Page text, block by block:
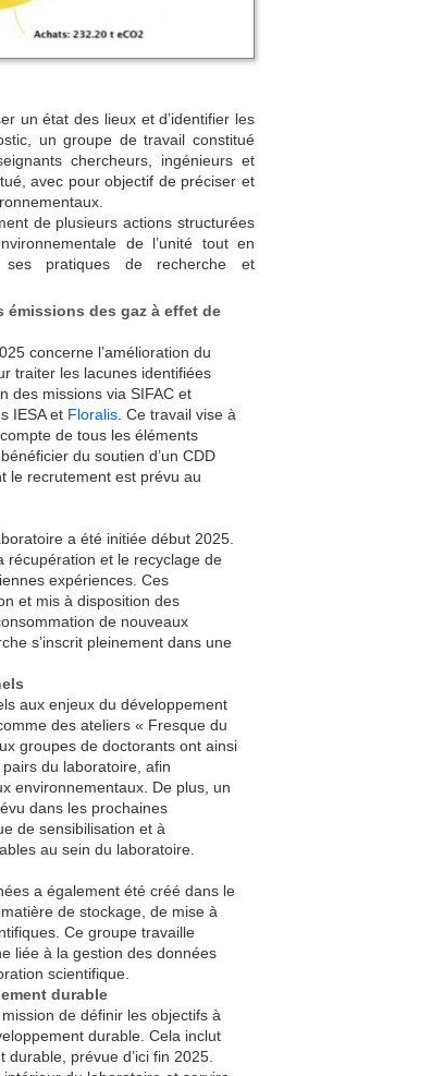
un état des lieux et d’identifier les
un groupe de travail constitué
chercheurs, ingénieurs et
avec pour objectif de préciser et
de plusieurs actions structurées
de l’unité tout en
pratiques de recherche et
émissions des gaz à effet de
concerne l’amélioration du
traiter les lacunes identifiées
des missions via SIFAC et
IESA et Floralis. Ce travail vise à
de tous les éléments
du soutien d’un CDD
le recrutement est prévu au
a été initiée début 2025.
récupération et le recyclage de
expériences. Ces
et mis à disposition des
de nouveaux
s’inscrit pleinement dans une
aux enjeux du développement
des ateliers « Fresque du
groupes de doctorants ont ainsi
du laboratoire, afin
environnementaux. De plus, un
dans les prochaines
de sensibilisation et à
au sein du laboratoire.
a également été créé dans le
de stockage, de mise à
Ce groupe travaille
liée à la gestion des données
scientifique.
durable
de définir les objectifs à
durable. Cela inclut
durable, prévue d’ici fin 2025.